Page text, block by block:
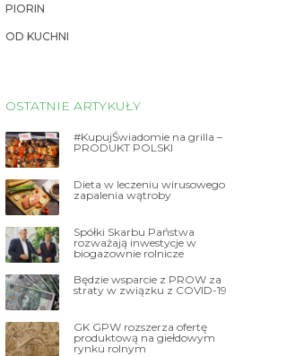
PIORIN
OD KUCHNI
OSTATNIE ARTYKUŁY
#KupujŚwiadomie na grilla –
PRODUKT POLSKI
Dieta w leczeniu wirusowego
zapalenia wątroby
Spółki Skarbu Państwa
rozważają inwestycje w
biogazownie rolnicze
Będzie wsparcie z PROW za
straty w związku z COVID-19
GK GPW rozszerza ofertę
produktową na giełdowym
rynku rolnym